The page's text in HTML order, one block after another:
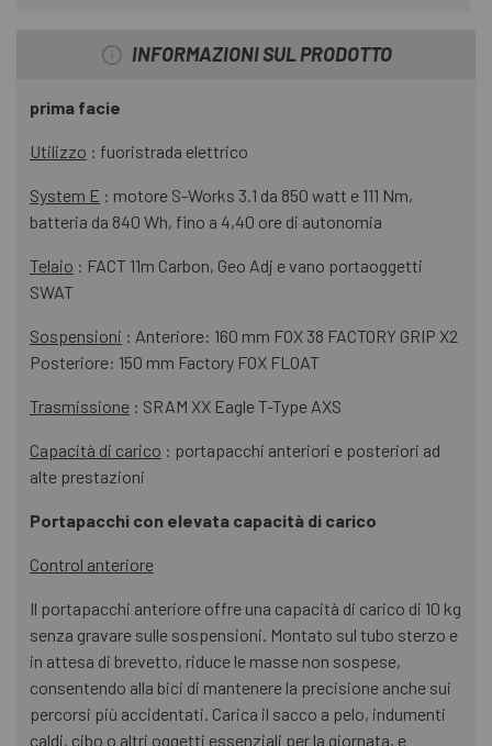
INFORMAZIONI SUL PRODOTTO
prima facie
Utilizzo : fuoristrada elettrico
System E : motore S-Works 3.1 da 850 watt e 111 Nm,
batteria da 840 Wh, fino a 4,40 ore di autonomia
Telaio : FACT 11m Carbon, Geo Adj e vano portaoggetti
SWAT
Sospensioni : Anteriore: 160 mm FOX 38 FACTORY GRIP X2
Posteriore: 150 mm Factory FOX FLOAT
Trasmissione : SRAM XX Eagle T-Type AXS
Capacità di carico : portapacchi anteriori e posteriori ad
alte prestazioni
Portapacchi con elevata capacità di carico
Control anteriore
Il portapacchi anteriore offre una capacità di carico di 10 kg
senza gravare sulle sospensioni. Montato sul tubo sterzo e
in attesa di brevetto, riduce le masse non sospese,
consentendo alla bici di mantenere la precisione anche sui
percorsi più accidentati. Carica il sacco a pelo, indumenti
caldi, cibo o altri oggetti essenziali per la giornata, e